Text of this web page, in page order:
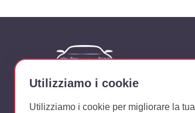
Azienda dedicata al noleggio di veicoli
Utilizziamo i cookie
Utilizziamo i cookie per migliorare la tua